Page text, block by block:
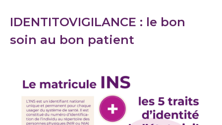
IDENTITOVIGILANCE : le bon
soin au bon patient